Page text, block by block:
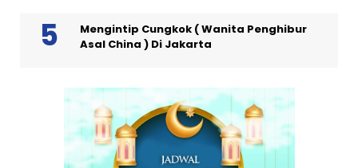
Mengintip Cungkok ( Wanita Penghibur
Asal China ) Di Jakarta